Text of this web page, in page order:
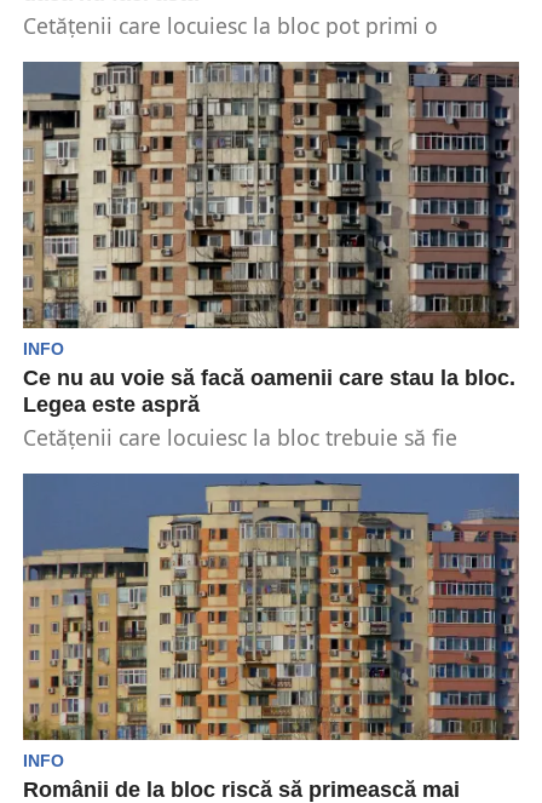
Cetățenii care locuiesc la bloc pot primi o
trebuie...
INFO
Ce nu au voie să facă oamenii care stau la bloc.
Legea este aspră
Cetățenii care locuiesc la bloc trebuie să fie
INFO
Românii de la bloc riscă să primească mai